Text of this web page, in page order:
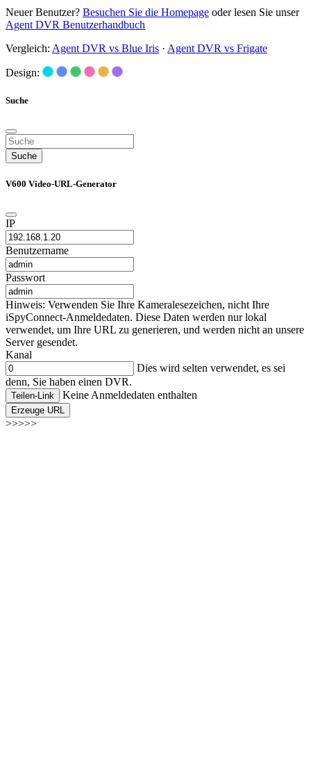
Neuer Benutzer? Besuchen Sie die Homepage oder lesen Sie unser
Agent DVR Benutzerhandbuch
Vergleich: Agent DVR vs Blue Iris · Agent DVR vs Frigate
Design:
Suche
Suche
V600 Video-URL-Generator
IP
Benutzername
Passwort
Hinweis: Verwenden Sie Ihre Kameralesezeichen, nicht Ihre
iSpyConnect-Anmeldedaten. Diese Daten werden nur lokal
verwendet, um Ihre URL zu generieren, und werden nicht an unsere
Server gesendet.
Kanal
Dies wird selten verwendet, es sei
denn, Sie haben einen DVR.
Teilen-Link Keine Anmeldedaten enthalten
Erzeuge URL
>>>>>